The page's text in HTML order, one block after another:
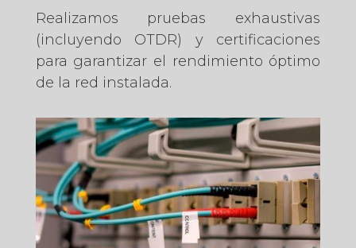
Realizamos pruebas exhaustivas
(incluyendo OTDR) y certificaciones
para garantizar el rendimiento óptimo
de la red instalada.